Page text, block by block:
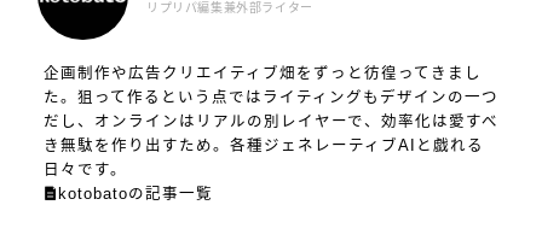
リプリパ編集兼外部ライター
企画制作や広告クリエイティブ畑をずっと彷徨ってきまし
た。狙って作るという点ではライティングもデザインの一つ
だし、オンラインはリアルの別レイヤーで、効率化は愛すべ
き無駄を作り出すため。各種ジェネレーティブAIと戯れる
日々です。
kotobatoの記事一覧